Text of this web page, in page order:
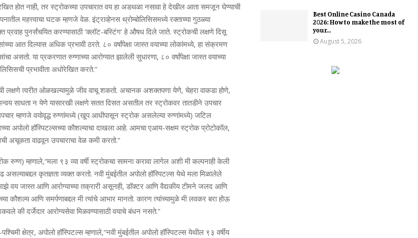
होत नाही, तर स्ट्रोकच्या उपचारात वय हा अडथळा नसावा हे देखील आता समजून घेण्याची
महत्त्वाचा घटक म्हणजे वेळ. इंट्राव्हेनस थ्रोम्बोलिसिसमध्ये रक्ताच्या गुठळ्या
प्रवाह पुनर्संचयित करण्यासाठी ‘क्लॉट-बस्टिंग’ हे औषध दिले जाते. स्ट्रोकची लक्षणे दिसू
आत दिल्यास अधिक प्रभावी ठरते. ८० वर्षांपेक्षा जास्त वयाच्या लोकांमध्ये, हा संक्रमण
असतो. या प्रकरणात रुग्णाच्या आरोग्यात झालेली सुधारणा, ८० वर्षांपेक्षा जास्त वयाच्या
प्रभावीता अधोरेखित करते.”
लक्षणे त्वरीत ओळखल्यामुळे जीव वाचू शकतो. अचानक अशक्तपणा येणे, चेहरा वाकडा होणे,
साधता न येणे यासारखी लक्षणे सतत दिसत असतील तर स्ट्रोकवर तातडीने उपचार
म्हणजे वयोवृद्ध रुग्णांमध्ये (खूप आधीपासून स्ट्रोक असलेल्या रुग्णांमध्ये) जटिल
अपोलो हॉस्पिटल्सच्या कौशल्याचा दाखला आहे. आमचा एआय-सक्षम स्ट्रोक प्रोटोकॉल,
अचूकता वाढवून उपचाराचा वेळ कमी करतो.”
रुग्ण) म्हणाले,“मला ९३ व्या वर्षी स्ट्रोकचा सामना करावा लागेल अशी मी कल्पनाही केली
कृतज्ञता व्यक्त करतो. नवी मुंबईतील अपोलो हॉस्पिटल्स येथे मला मिळालेले
वय जास्त आणि आरोग्याच्या तक्रारी असूनही, डॉक्टर आणि वैद्यकीय टीमने जलद आणि
कौशल्य आणि समर्पणाबद्दल मी त्यांचे आभार मानतो. कारण त्यांच्यामुळे मी लवकर बरा होऊ
की दर्जेदार आरोग्यसेवा मिळवण्यासाठी वयाचे बंधन नसते.”
क्षेत्र, अपोलो हॉस्पिटल्स म्हणाले,“नवी मुंबईतील अपोलो हॉस्पिटल्स येथील ९३ वर्षीय
Best Online Casino Canada
2026: How to make the most of
your...
August 5, 2026